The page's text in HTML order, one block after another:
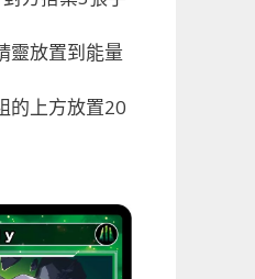
靈放置到能量
的上方放置20